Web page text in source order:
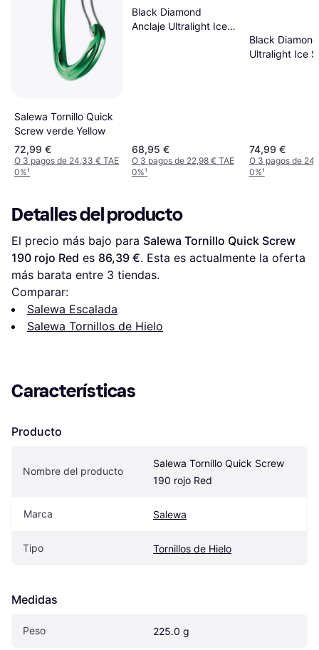
Salewa Tornillo Quick
Screw verde Yellow
72,99 €
O 3 pagos de 24,33 € TAE
0%¹
Black Diamond
Anclaje Ultralight Ice
68,95 €
O 3 pagos de 22,98 € TAE
0%¹
Black Diamond
Ultralight Ice
74,99 €
O 3 pagos de
0%¹
Detalles del producto
El precio más bajo para Salewa Tornillo Quick Screw
190 rojo Red es 86,39 €. Esta es actualmente la oferta
más barata entre 3 tiendas.
Comparar:
Salewa Escalada
Salewa Tornillos de Hielo
Características
Producto
Nombre del producto
Salewa Tornillo Quick Screw
190 rojo Red
Marca Salewa
Tipo Tornillos de Hielo
Medidas
Peso 225.0 g